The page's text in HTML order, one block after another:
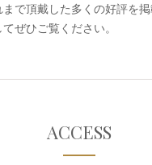
で頂戴した多くの好評を
ぜひご覧ください。
ACCESS